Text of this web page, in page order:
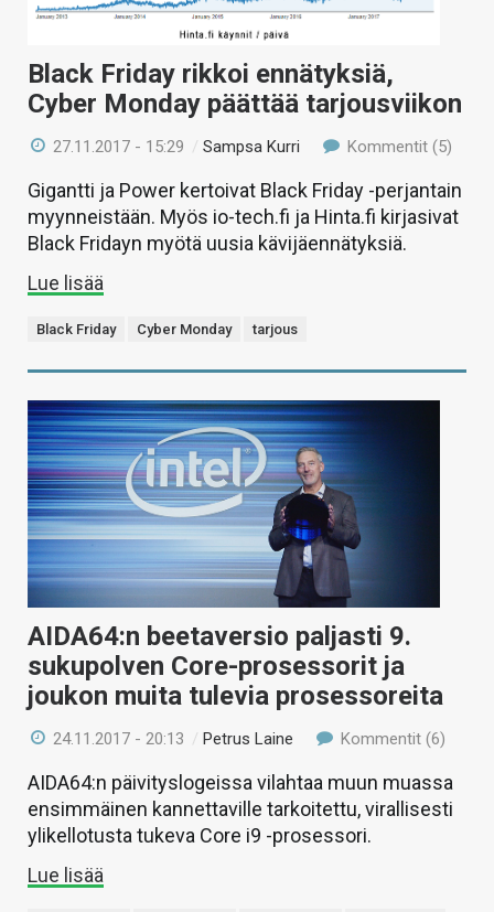
Black Friday rikkoi ennätyksiä,
Cyber Monday päättää tarjousviikon
27.11.2017 - 15:29 /Sampsa Kurri Kommentit (5)
Gigantti ja Power kertoivat Black Friday -perjantain
myynneistään. Myös io-tech.fi ja Hinta.fi kirjasivat
Black Fridayn myötä uusia kävijäennätyksiä.
Lue lisää
Black Friday Cyber Monday tarjous
AIDA64:n beetaversio paljasti 9.
sukupolven Core-prosessorit ja
joukon muita tulevia prosessoreita
24.11.2017 - 20:13 /Petrus Laine Kommentit (6)
AIDA64:n päivityslogeissa vilahtaa muun muassa
ensimmäinen kannettaville tarkoitettu, virallisesti
ylikellotusta tukeva Core i9 -prosessori.
Lue lisää